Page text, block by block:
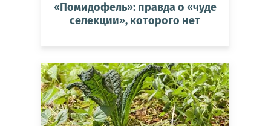
«Помидофель»: правда о «чуде
селекции», которого нет